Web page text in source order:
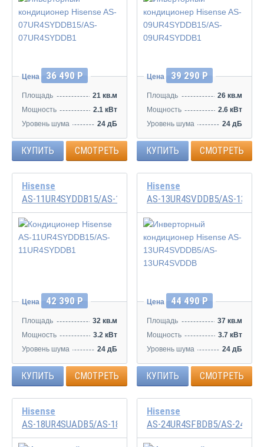
Инвертор
Цена 36 490 Р
Площадь
21 кв.м
Мощность
2.1 кВт
Уровень шума
24 дБ
КУПИТЬ СМОТРЕТЬ
Инвертор
Цена 39 290 Р
Площадь
26 кв.м
Мощность
2.6 кВт
Уровень шума
24 дБ
КУПИТЬ СМОТРЕТЬ
Hisense
AS-11UR4SYDDB15/AS-11UR4SYDDB1
Цена 42 390 Р
Площадь
32 кв.м
Мощность
3.2 кВт
Уровень шума
24 дБ
КУПИТЬ СМОТРЕТЬ
Hisense
AS-13UR4SVDDB5/AS-
Инвертор
Цена 44 490 Р
Площадь
37 кв.м
Мощность
3.7 кВт
Уровень шума
24 дБ
КУПИТЬ СМОТРЕТЬ
Hisense
AS-18UR4SUADB5/AS-18UR4SUADB
Hisense
AS-24UR4SFBDB5/AS-